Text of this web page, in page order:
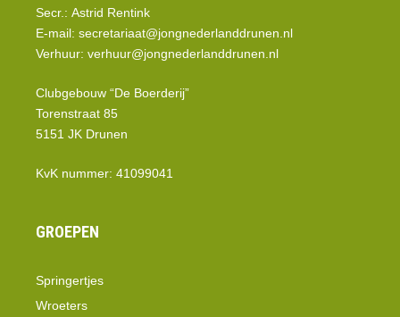
Secr.: Astrid Rentink
E-mail: secretariaat@jongnederlanddrunen.nl
Verhuur: verhuur@jongnederlanddrunen.nl
Clubgebouw “De Boerderij”
Torenstraat 85
5151 JK Drunen
KvK nummer: 41099041
GROEPEN
Springertjes
Wroeters